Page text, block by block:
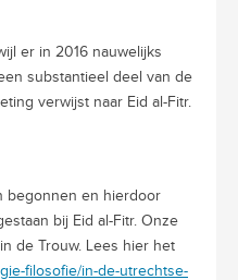
er in 2016 nauwelijks
substantieel deel van de
verwijst naar Eid al‑Fitr.
begonnen en hierdoor
bij Eid al-Fitr. Onze
de Trouw. Lees hier het
filosofie/in-de-utrechtse-